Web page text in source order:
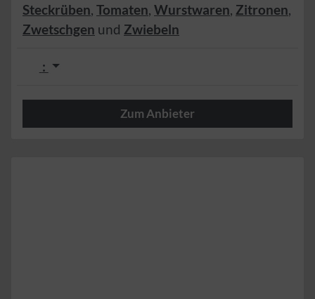
Steckrüben, Tomaten, Wurstwaren, Zitronen,
Zwetschgen und Zwiebeln
:
Zum Anbieter